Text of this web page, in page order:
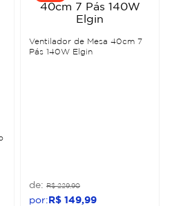
Ventilador de Mesa 40cm 7
Pás 140W Elgin
R$ 229,90
R$ 149,99